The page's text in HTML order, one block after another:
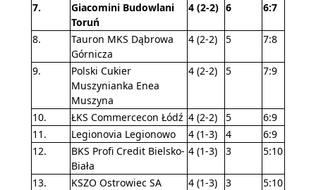
7.
Giacomini Budowlani
Toruń
4 (2-2) 6 6:7
8.
Tauron MKS Dąbrowa
Górnicza
4 (2-2) 5 7:8
9.
Polski Cukier
Muszynianka Enea
Muszyna
4 (2-2) 5 7:9
10. ŁKS Commercecon Łódź 4 (2-2) 5
6:9
11.
Legionovia Legionowo 4 (1-3) 4
6:9
12.
BKS Profi Credit Bielsko-
Biała
4 (1-3) 3 5:10
13. KSZO Ostrowiec SA 4 (1-3) 3
5:10